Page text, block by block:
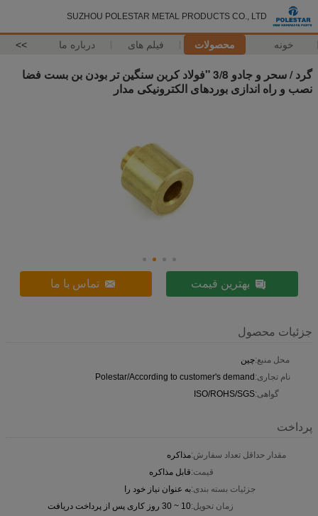
SUZHOU POLESTAR METAL PRODUCTS CO., LTD
خونه محصولات فیلم های درباره ما >>
گرد / سحر و جادو 3/8 "فولاد کربن سنگین تر بودن بن بست فضا
نصب و راه اندازی بوردهای الکترونیکی مدار
بهترین قیمت تماس با ما
جزئیات محصول
محل منبع:چین
نام تجاری:Polestar/According to customer's demand
گواهی:ISO/ROHS/SGS
پرداخت
مقدار حداقل تعداد سفارش:مذاکره
قیمت:قابل مذاکره
جزئیات بسته بندی:به عنوان نیاز خود را
زمان تحویل:10 ~ 30 روز کاری پس از پرداخت دریافت